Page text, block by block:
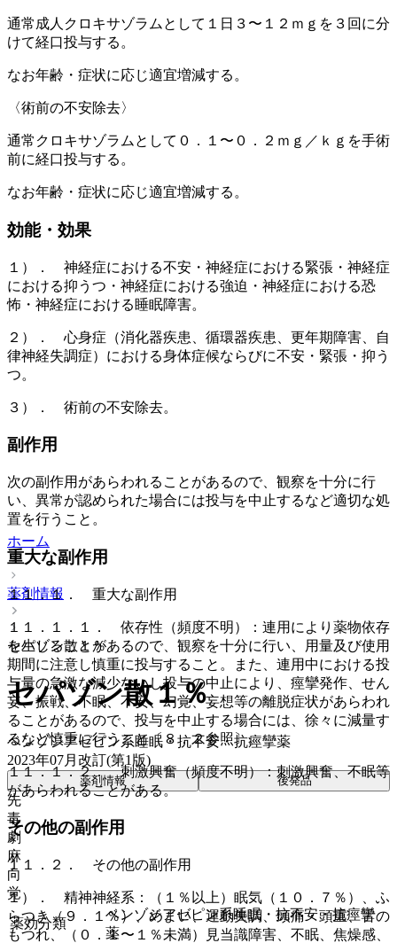
通常成人クロキサゾラムとして１日３〜１２ｍｇを３回に分
けて経口投与する。
なお年齢・症状に応じ適宜増減する。
〈術前の不安除去〉
通常クロキサゾラムとして０．１〜０．２ｍｇ／ｋｇを手術
前に経口投与する。
なお年齢・症状に応じ適宜増減する。
効能・効果
１）． 神経症における不安・神経症における緊張・神経症
における抑うつ・神経症における強迫・神経症における恐
怖・神経症における睡眠障害。
２）． 心身症（消化器疾患、循環器疾患、更年期障害、自
律神経失調症）における身体症候ならびに不安・緊張・抑う
つ。
３）． 術前の不安除去。
副作用
次の副作用があらわれることがあるので、観察を十分に行
い、異常が認められた場合には投与を中止するなど適切な処
置を行うこと。
重大な副作用
１１．１． 重大な副作用
１１．１．１． 依存性（頻度不明）：連用により薬物依存
を生じることがあるので、観察を十分に行い、用量及び使用
期間に注意し慎重に投与すること。また、連用中における投
与量の急激な減少ないし投与の中止により、痙攣発作、せん
妄、振戦、不眠、不安、幻覚、妄想等の離脱症状があらわれ
ることがあるので、投与を中止する場合には、徐々に減量す
るなど慎重に行うこと〔８．２参照〕。
１１．１．２． 刺激興奮（頻度不明）：刺激興奮、不眠等
があらわれることがある。
その他の副作用
１１．２． その他の副作用
１）． 精神神経系：（１％以上）眠気（１０．７％）、ふ
らつき（９．１％）、めまい、運動失調、頭痛・頭重、舌の
もつれ、（０．１〜１％未満）見当識障害、不眠、焦燥感、
ホーム
薬剤情報
セパゾン散１％
セパゾン散１％
ベンゾジアゼピン系睡眠・抗不安・抗痙攣薬
2023年07月改訂(第1版)
薬剤情報 後発品
先
毒
劇
麻
向
覚
薬効分類
ベンゾジアゼピン系睡眠・抗不安・抗痙攣
薬